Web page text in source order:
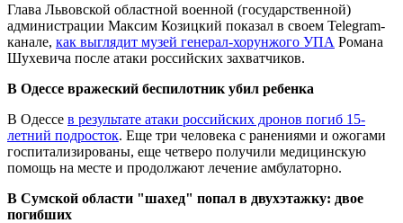
Глава Львовской областной военной (государственной)
администрации Максим Козицкий показал в своем Telegram-
канале, как выглядит музей генерал-хорунжого УПА Романа
Шухевича после атаки российских захватчиков.
В Одессе вражеский беспилотник убил ребенка
В Одессе в результате атаки российских дронов погиб 15-
летний подросток. Еще три человека с ранениями и ожогами
госпитализированы, еще четверо получили медицинскую
помощь на месте и продолжают лечение амбулаторно.
В Сумской области "шахед" попал в двухэтажку: двое
погибших